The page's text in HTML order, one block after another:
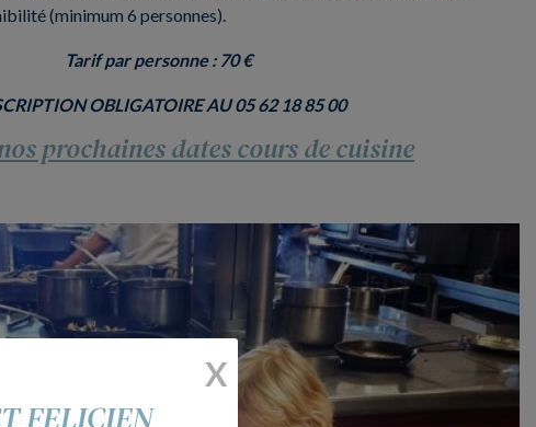
(minimum 6 personnes).
Tarif par personne : 70 €
OBLIGATOIRE AU 05 62 18 85 00
prochaines dates cours de cuisine
X
FELICIEN